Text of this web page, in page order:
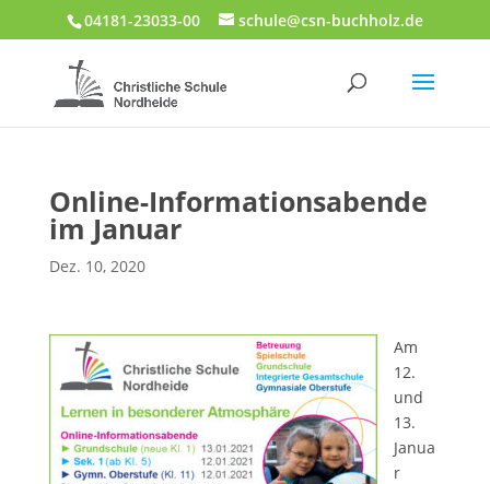
04181-23033-00 schule@csn-buchholz.de
Online-Informationsabende
im Januar
Dez. 10, 2020
Am
12.
und
13.
Janua
r